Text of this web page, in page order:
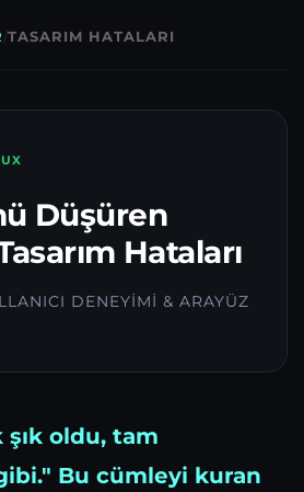
/TASARIM HATALARI
Düşüren
Hataları
DENEYIMI & ARAYÜZ
oldu, tam
Bu cümleyi kuran